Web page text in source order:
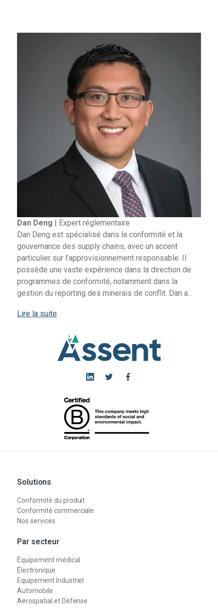
Dan Deng | Expert réglementaire
Dan Deng est spécialisé dans la conformité et la
gouvernance des supply chains, avec un accent
particulier sur l’approvisionnement responsable. Il
possède une vaste expérience dans la direction de
programmes de conformité, notamment dans la
gestion du reporting des minerais de conflit. Dan a...
Lire la suite
Solutions
Conformité du produit
Conformité commerciale
Nos services
Par secteur
Équipement médical
Électronique
Equipement Industriel
Automobile
Aérospatial et Défense